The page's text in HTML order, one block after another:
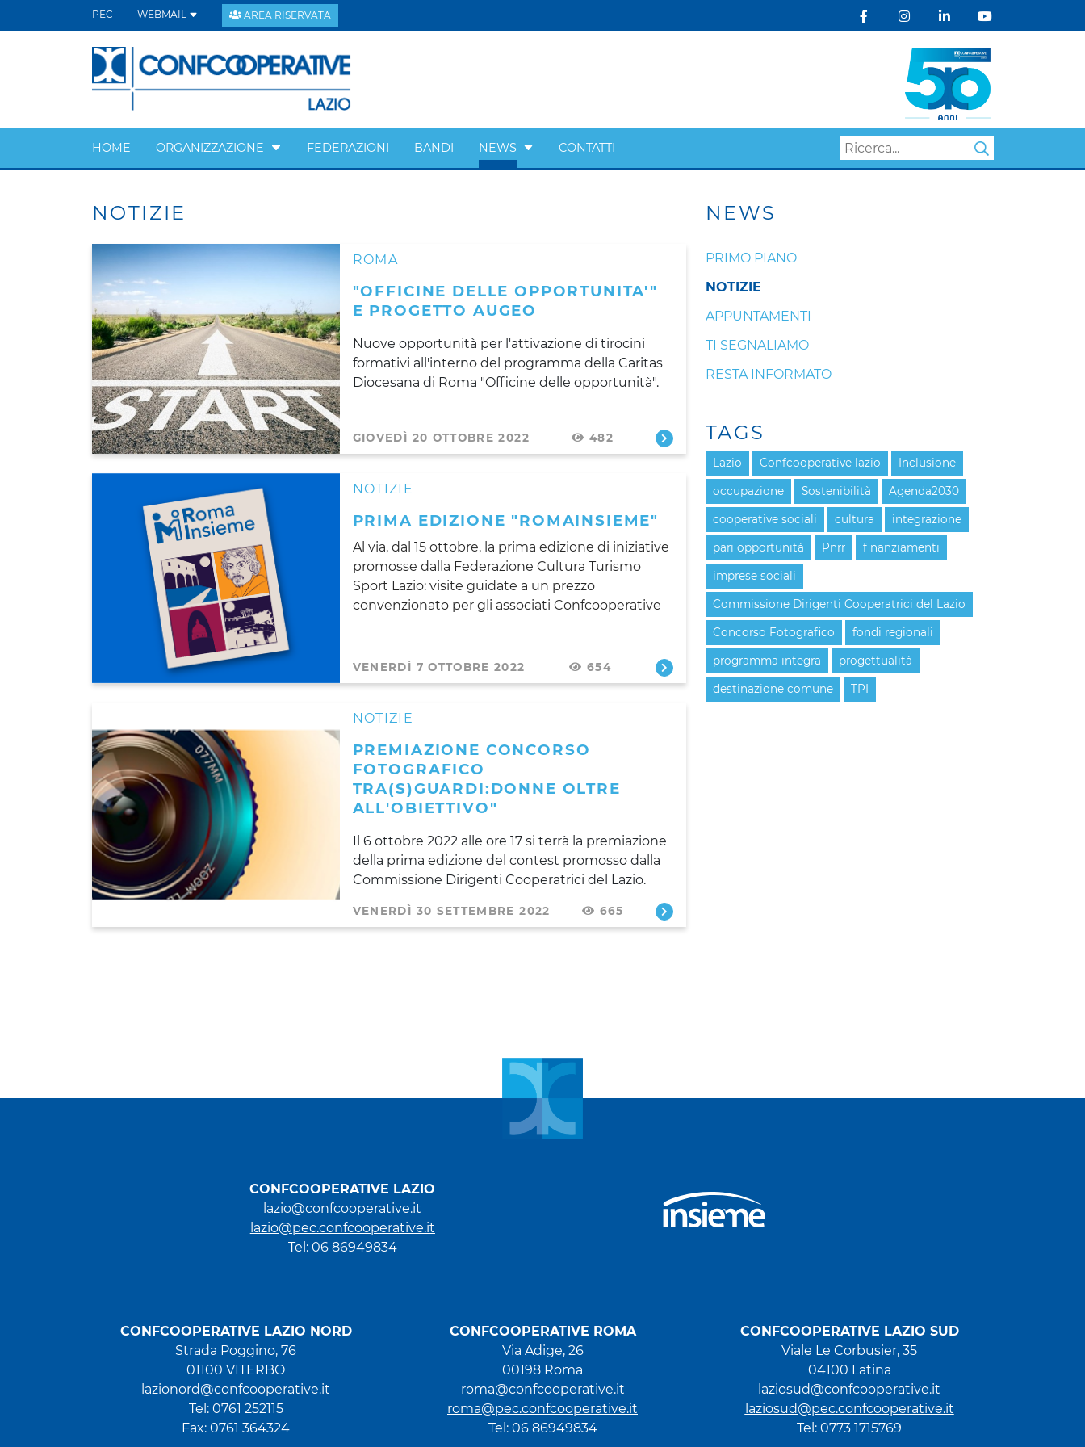
PEC WEBMAIL AREA RISERVATA
HOME ORGANIZZAZIONE FEDERAZIONI BANDI NEWS CONTATTI
NOTIZIE
ROMA
"OFFICINE DELLE OPPORTUNITA'"
E PROGETTO AUGEO
Nuove opportunità per l'attivazione di tirocini
formativi all'interno del programma della Caritas
Diocesana di Roma "Officine delle opportunità".
GIOVEDÌ 20 OTTOBRE 2022 482
NOTIZIE
PRIMA EDIZIONE "ROMAINSIEME"
Al via, dal 15 ottobre, la prima edizione di iniziative
promosse dalla Federazione Cultura Turismo
Sport Lazio: visite guidate a un prezzo
convenzionato per gli associati Confcooperative
VENERDÌ 7 OTTOBRE 2022 654
NOTIZIE
PREMIAZIONE CONCORSO
FOTOGRAFICO
TRA(S)GUARDI:DONNE OLTRE
ALL'OBIETTIVO"
Il 6 ottobre 2022 alle ore 17 si terrà la premiazione
della prima edizione del contest promosso dalla
Commissione Dirigenti Cooperatrici del Lazio.
VENERDÌ 30 SETTEMBRE 2022 665
NEWS
PRIMO PIANO
NOTIZIE
APPUNTAMENTI
TI SEGNALIAMO
RESTA INFORMATO
TAGS
Lazio Confcooperative lazio Inclusione
occupazione Sostenibilità Agenda2030
cooperative sociali cultura integrazione
pari opportunità Pnrr finanziamenti
imprese sociali
Commissione Dirigenti Cooperatrici del Lazio
Concorso Fotografico fondi regionali
programma integra progettualità
destinazione comune TPI
CONFCOOPERATIVE LAZIO
lazio@confcooperative.it
lazio@pec.confcooperative.it
Tel: 06 86949834
CONFCOOPERATIVE LAZIO SUD
Viale Le Corbusier, 35
04100 Latina
laziosud@confcooperative.it
laziosud@pec.confcooperative.it
Tel: 0773 1715769
CONFCOOPERATIVE ROMA
Via Adige, 26
00198 Roma
roma@confcooperative.it
roma@pec.confcooperative.it
Tel: 06 86949834
CONFCOOPERATIVE LAZIO NORD
Strada Poggino, 76
01100 VITERBO
lazionord@confcooperative.it
Tel: 0761 252115
Fax: 0761 364324